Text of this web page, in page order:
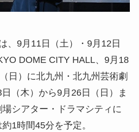
、9月11日（土）・9月12日
DOME CITY HALL、9月18
日）に北九州・北九州芸術劇
（木）から9月26日（日）ま
シアター・ドラマシティに
1時間45分を予定。